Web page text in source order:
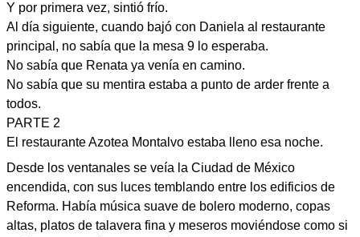
Y por primera vez, sintió frío.
Al día siguiente, cuando bajó con Daniela al restaurante
principal, no sabía que la mesa 9 lo esperaba.
No sabía que Renata ya venía en camino.
No sabía que su mentira estaba a punto de arder frente a
todos.
PARTE 2
El restaurante Azotea Montalvo estaba lleno esa noche.
Desde los ventanales se veía la Ciudad de México
encendida, con sus luces temblando entre los edificios de
Reforma. Había música suave de bolero moderno, copas
altas, platos de talavera fina y meseros moviéndose como si